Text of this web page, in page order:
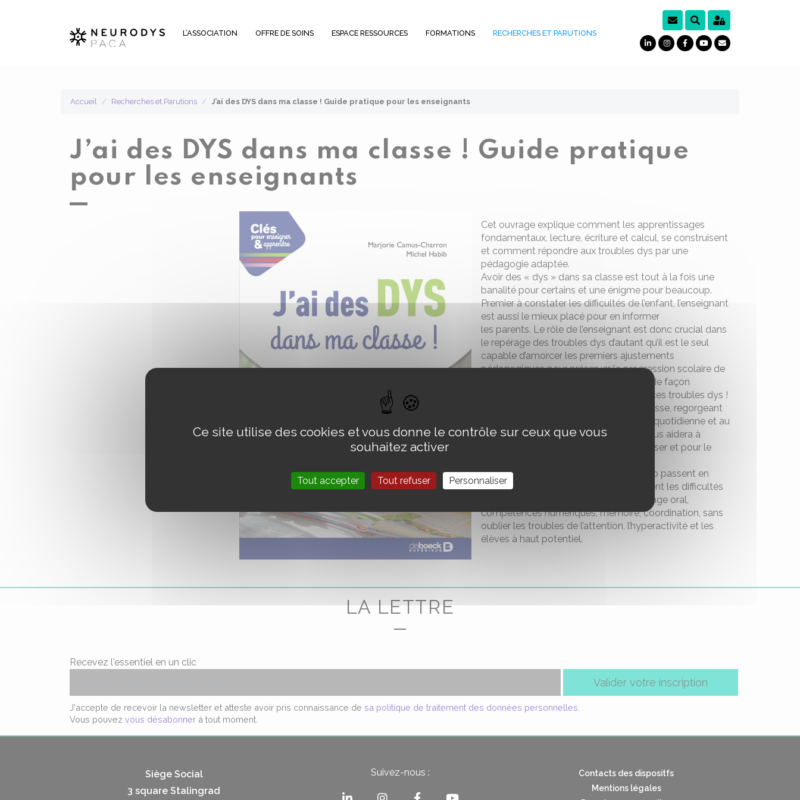
L’ASSOCIATION OFFRE DE SOINS ESPACE RESSOURCES FORMATIONS RECHERCHES ET PARUTIONS
Accueil Recherches et Parutions J’ai des DYS dans ma classe ! Guide pratique pour les enseignants
J’ai des DYS dans ma classe ! Guide pratique
pour les enseignants
Cet ouvrage explique comment les apprentissages
fondamentaux, lecture, écriture et calcul, se construisent
et comment répondre aux troubles dys par une
pédagogie adaptée.
Avoir des « dys » dans sa classe est tout à la fois une
banalité pour certains et une énigme pour beaucoup.
Premier à constater les difficultés de l’enfant, l’enseignant
est aussi le mieux placé pour en informer
les parents. Le rôle de l’enseignant est donc crucial dans
le repérage des troubles dys d’autant qu’il est le seul
capable d’amorcer les premiers ajustements
pédagogiques pour préserver la progression scolaire de
son élève. Mais pour les repérer et agir de façon
appropriée, encore faut-il comprendre ces troubles dys !
Illustré de nombreuses situations de classe, regorgeant
de solutions à adapter à votre pratique quotidienne et au
cas particulier de vos élèves, ce livre vous aidera à
envisager les troubles dys sans dramatiser et pour le
Marjorie Camus-Charron et Michel Habib passent en
revue les grands domaines où s’expriment les difficultés
de l’enfant dys : lecture et écriture, langage oral,
compétences numériques, mémoire, coordination, sans
oublier les troubles de l’attention, l’hyperactivité et les
élèves à haut potentiel.
LA LETTRE
Recevez l'essentiel en un clic
Valider votre inscription
J'accepte de recevoir la newsletter et atteste avoir pris connaissance de sa politique de traitement des données personnelles
Vous pouvez vous désabonner à tout moment.
Suivez-nous :
Siège Social
3 square Stalingrad
Contacts des dispositfs
Mentions légales
Ce site utilise des cookies et vous donne le contrôle sur ceux que vous
souhaitez activer
Tout accepter Tout refuser Personnaliser